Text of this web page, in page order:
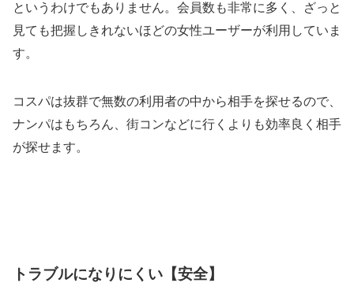
というわけでもありません。会員数も非常に多く、ざっと
見ても把握しきれないほどの女性ユーザーが利用していま
す。
コスパは抜群で無数の利用者の中から相手を探せるので、
ナンパはもちろん、街コンなどに行くよりも効率良く相手
が探せます。
トラブルになりにくい【安全】